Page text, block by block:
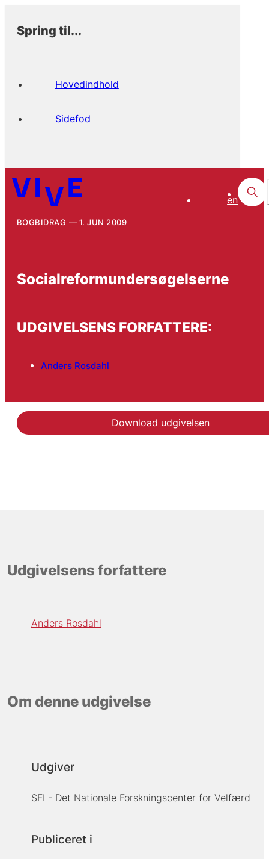
Spring til...
Hovedindhold
Sidefod
en
BOGBIDRAG 1. JUN 2009
Socialreformundersøgelserne
UDGIVELSENS FORFATTERE:
Anders Rosdahl
Download udgivelsen
Udgivelsens forfattere
Anders Rosdahl
Om denne udgivelse
Udgiver
SFI - Det Nationale Forskningscenter for Velfærd
Publiceret i